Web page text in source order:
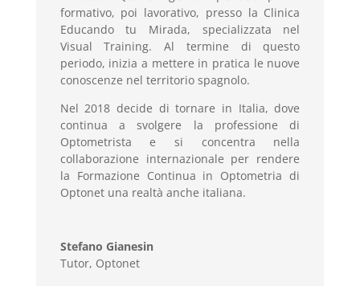
formativo, poi lavorativo, presso la Clinica
Educando tu Mirada, specializzata nel
Visual Training. Al termine di questo
periodo, inizia a mettere in pratica le nuove
conoscenze nel territorio spagnolo.
Nel 2018 decide di tornare in Italia, dove
continua a svolgere la professione di
Optometrista e si concentra nella
collaborazione internazionale per rendere
la Formazione Continua in Optometria di
Optonet una realtà anche italiana.
Stefano Gianesin
Tutor, Optonet